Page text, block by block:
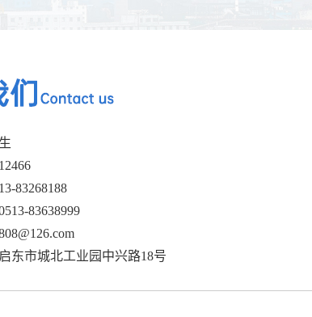
83268188
83638999
东市城北工业园中兴路18号